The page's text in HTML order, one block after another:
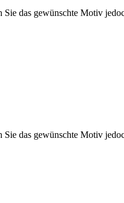
das gewünschte Motiv
das gewünschte Motiv